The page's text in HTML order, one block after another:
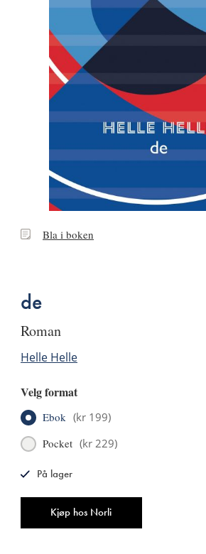
BlaBla i boken
de
roman
Helle Helle
Velg format
Ebok (kr 199)
Pocket (kr 229)
Kjøp hos Norli
På lager